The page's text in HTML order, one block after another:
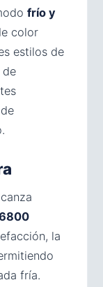
frío y
color
estilos de
de
la
fría.